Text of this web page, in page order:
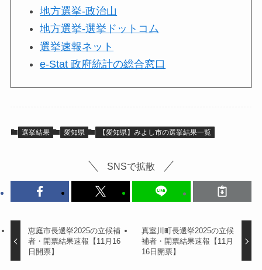
地方選挙-政治山
地方選挙-選挙ドットコム
選挙速報ネット
e-Stat 政府統計の総合窓口
選挙結果 愛知県 【愛知県】みよし市の選挙結果一覧
SNSで拡散
恵庭市長選挙2025の立候補
者・開票結果速報【11月16
日開票】
真室川町長選挙2025の立候
補者・開票結果速報【11月
16日開票】